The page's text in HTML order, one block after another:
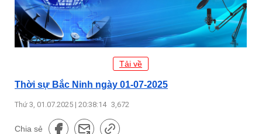
Tải về
Thời sự Bắc Ninh ngày 01-07-2025
Thứ 3, 01.07.2025 | 20:38:14 3,672
Chia sẻ